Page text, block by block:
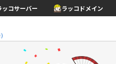
ッコサーバー ラッコドメイン